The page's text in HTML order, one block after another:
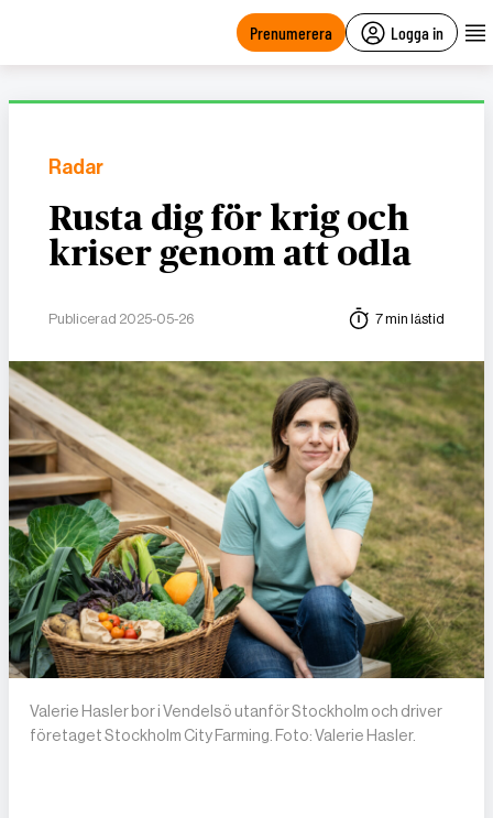
Prenumerera Logga in
Radar
Rusta dig för krig och
kriser genom att odla
Publicerad 2025-05-26 7 min lästid
Valerie Hasler bor i Vendelsö utanför Stockholm och driver
företaget Stockholm City Farming. Foto: Valerie Hasler.